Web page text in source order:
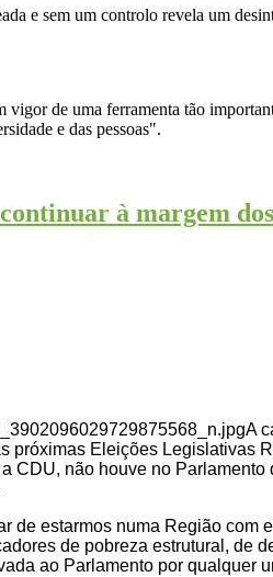
e sem um controlo revela um
vigor de uma ferramenta tão
e das pessoas".
à margem
A
próximas Eleições Legislativas
CDU, não houve no
de estarmos numa Região
de pobreza estrutural, de
ao Parlamento por qualquer